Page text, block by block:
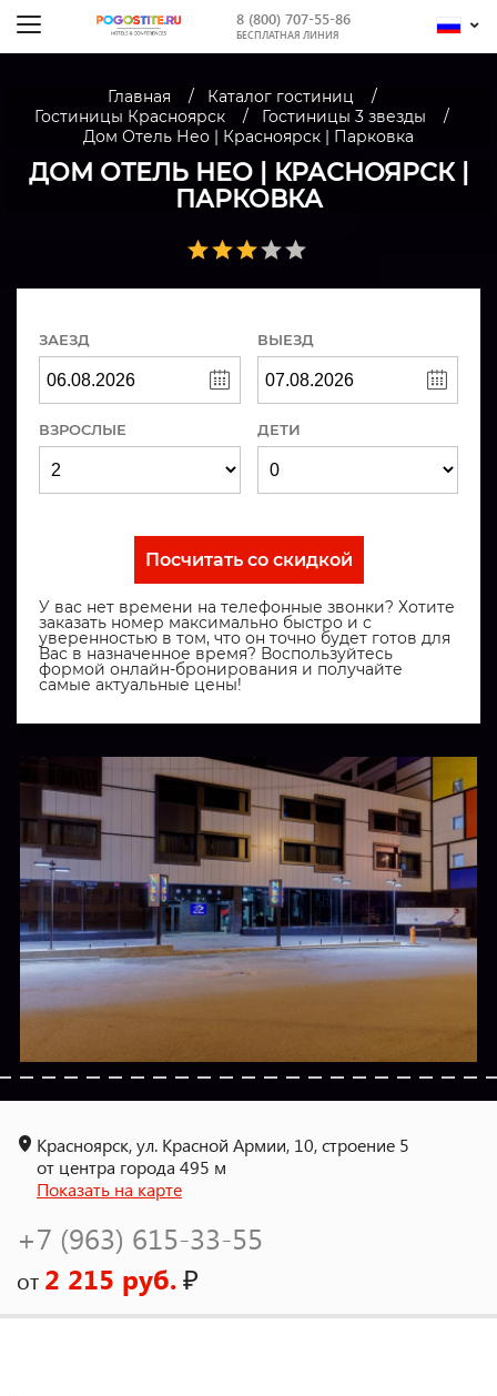
8 (800) 707-55-86
БЕСПЛАТНАЯ ЛИНИЯ
Главная
Каталог гостиниц
Гостиницы Красноярск
Гостиницы 3 звезды
Дом Отель Нео | Красноярск | Парковка
ДОМ ОТЕЛЬ НЕО | КРАСНОЯРСК |
ПАРКОВКА
ЗАЕЗД ВЫЕЗД
ВЗРОСЛЫЕ ДЕТИ
Посчитать со скидкой
У вас нет времени на телефонные звонки? Хотите
заказать номер максимально быстро и с
уверенностью в том, что он точно будет готов для
Вас в назначенное время? Воспользуйтесь
формой онлайн-бронирования и получайте
самые актуальные цены!
Красноярск, ул. Красной Армии, 10, строение 5
от центра города 495 м
Показать на карте
+7 (963) 615-33-55
от 2 215 руб.₽